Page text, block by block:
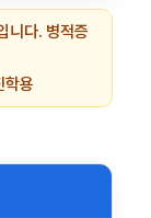
니다. 병적증
학용